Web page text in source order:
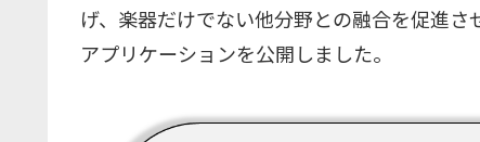
げ、楽器だけでない他分野との融合を促進
アプリケーションを公開しました。